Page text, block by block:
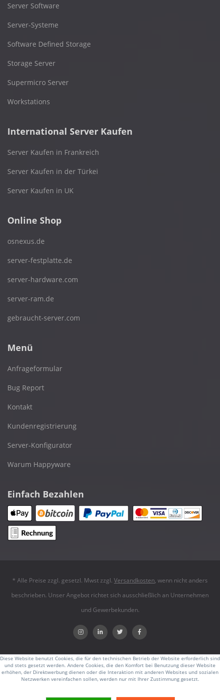
Server Software
Server-Systeme
Software Defined Storage
Storage Server
Supermicro Server
Workstations
International Server Kaufen
Server Kaufen in Frankreich
Server Kaufen in der Türkei
Server Kaufen in UK
Online Shop
osnexus.de
server-festplatte.de
server-hardware.com
server-ram.de
gebraucht-server.com
Menü
Anfrageformular
Bug Report
Kontakt
Kundenregistrierung
Server-Konfigurator
Warum Happyware
Einfach Bezahlen
* Alle Preise zzgl. gesetzl. Mwst zzgl. Versandkosten, wenn nicht anders
beschrieben. Unser Angebot richtet sich ausschließlich an Unternehmen
und Gewerbekunden.
Diese Website benutzt Cookies, die für den technischen Betrieb der Website erforderlich sind
und stets gesetzt werden. Andere Cookies, die den Komfort bei Benutzung dieser Website
erhöhen, der Direktwerbung dienen oder die Interaktion mit anderen Websites und sozialen
Netzwerken vereinfachen sollen, werden nur mit Ihrer Zustimmung gesetzt.